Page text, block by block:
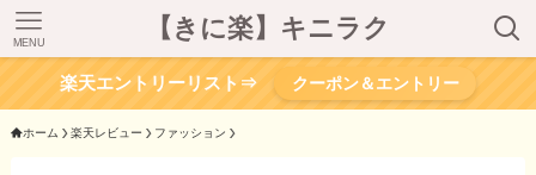
【きに楽】キニラク
MENU
楽天エントリーリスト⇒ クーポン＆エントリー
ホーム 楽天レビュー ファッション